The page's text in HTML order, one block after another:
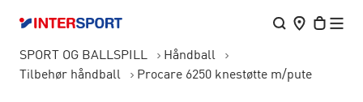
SPORT OG BALLSPILL
Håndball
Tilbehør håndball
Procare 6250 knestøtte m/pute